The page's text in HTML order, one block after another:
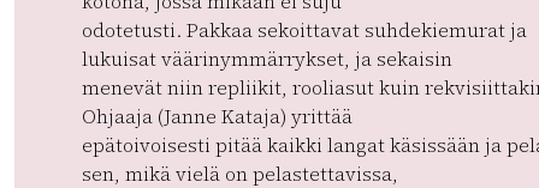
odotetusti. Pakkaa sekoittavat suhdekiemurat ja
lukuisat väärinymmärrykset, ja sekaisin
menevät niin repliikit, rooliasut kuin
Ohjaaja (Janne Kataja) yrittää
epätoivoisesti pitää kaikki langat käsissään ja
sen, mikä vielä on pelastettavissa,